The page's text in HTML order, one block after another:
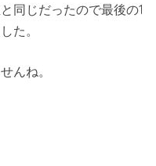
同じだったので最後の1
た。
んね。